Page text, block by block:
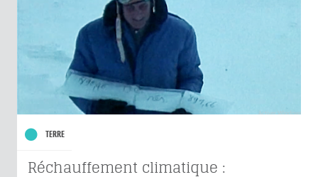
TERRE
Réchauffement climatique :